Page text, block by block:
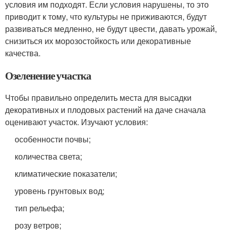
условия им подходят. Если условия нарушены, то это
приводит к тому, что культуры не приживаются, будут
развиваться медленно, не будут цвести, давать урожай,
снизиться их морозостойкость или декоративные
качества.
Озеленение участка
Чтобы правильно определить места для высадки
декоративных и плодовых растений на даче сначала
оценивают участок. Изучают условия:
особенности почвы;
количества света;
климатические показатели;
уровень грунтовых вод;
тип рельефа;
розу ветров;